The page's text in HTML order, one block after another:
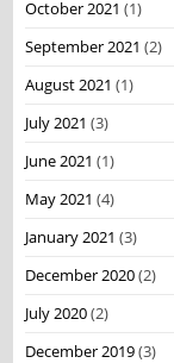
October 2021 (1)
September 2021 (2)
August 2021 (1)
July 2021 (3)
June 2021 (1)
May 2021 (4)
January 2021 (3)
December 2020(2)
July 2020(2)
December 2019(3)